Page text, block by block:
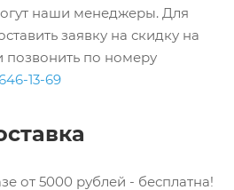
наши менеджеры. Для
заявку на скидку на
позвонить по номеру
13-69
от 5000 рублей - бесплатна!